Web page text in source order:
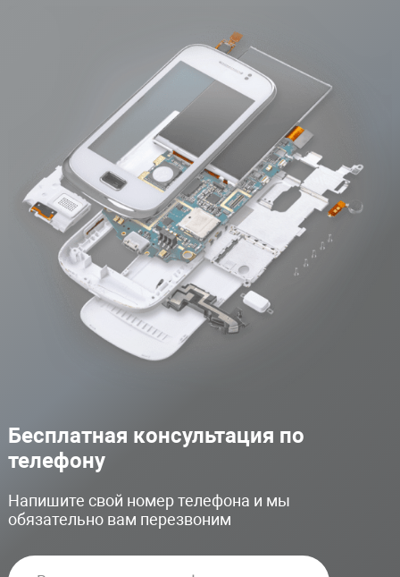
Бесплатная консультация по
телефону
Напишите свой номер телефона и мы
обязательно вам перезвоним